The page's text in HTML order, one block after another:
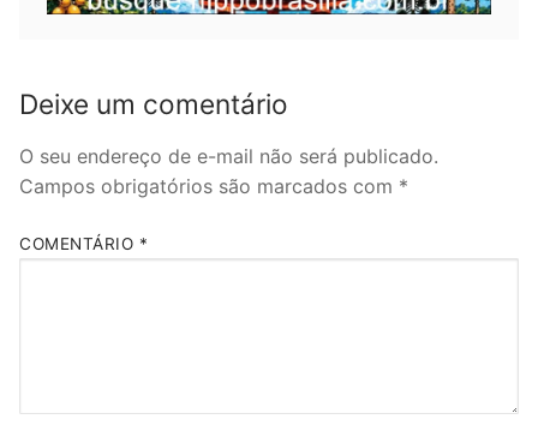
Deixe um comentário
O seu endereço de e-mail não será publicado.
Campos obrigatórios são marcados com *
COMENTÁRIO *